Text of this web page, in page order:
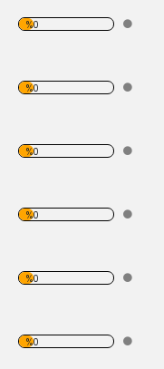
%0
%0
%0
%0
%0
%0